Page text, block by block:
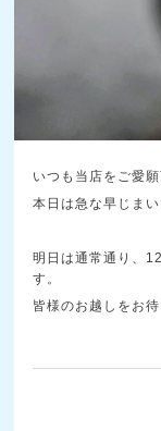
いつも当店をご愛
本日は急な早じま
明日は通常通り、
す。
皆様のお越しをお